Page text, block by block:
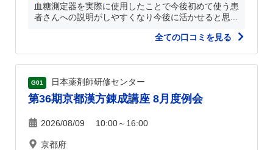
血糖測定器を実際に使用したことで今後初めて使う患
者さんへの説明がしやすくなり今後に活かせると思...
全ての口コミを見る
G01 日本薬剤師研修センター
第36期京都漢方錬成講座 8月度例会
2026/08/09 10:00～16:00
京都府